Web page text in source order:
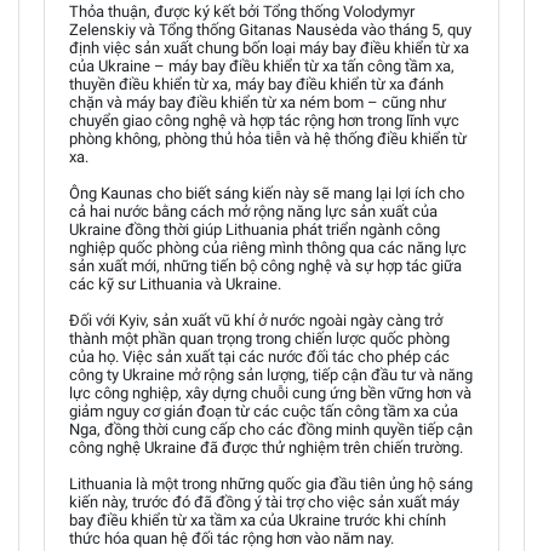
Thỏa thuận, được ký kết bởi Tổng thống Volodymyr
Zelenskiy và Tổng thống Gitanas Nausėda vào tháng 5, quy
định việc sản xuất chung bốn loại máy bay điều khiển từ xa
của Ukraine – máy bay điều khiển từ xa tấn công tầm xa,
thuyền điều khiển từ xa, máy bay điều khiển từ xa đánh
chặn và máy bay điều khiển từ xa ném bom – cũng như
chuyển giao công nghệ và hợp tác rộng hơn trong lĩnh vực
phòng không, phòng thủ hỏa tiễn và hệ thống điều khiển từ
xa.
Ông Kaunas cho biết sáng kiến này sẽ mang lại lợi ích cho
cả hai nước bằng cách mở rộng năng lực sản xuất của
Ukraine đồng thời giúp Lithuania phát triển ngành công
nghiệp quốc phòng của riêng mình thông qua các năng lực
sản xuất mới, những tiến bộ công nghệ và sự hợp tác giữa
các kỹ sư Lithuania và Ukraine.
Đối với Kyiv, sản xuất vũ khí ở nước ngoài ngày càng trở
thành một phần quan trọng trong chiến lược quốc phòng
của họ. Việc sản xuất tại các nước đối tác cho phép các
công ty Ukraine mở rộng sản lượng, tiếp cận đầu tư và năng
lực công nghiệp, xây dựng chuỗi cung ứng bền vững hơn và
giảm nguy cơ gián đoạn từ các cuộc tấn công tầm xa của
Nga, đồng thời cung cấp cho các đồng minh quyền tiếp cận
công nghệ Ukraine đã được thử nghiệm trên chiến trường.
Lithuania là một trong những quốc gia đầu tiên ủng hộ sáng
kiến này, trước đó đã đồng ý tài trợ cho việc sản xuất máy
bay điều khiển từ xa tầm xa của Ukraine trước khi chính
thức hóa quan hệ đối tác rộng hơn vào năm nay.